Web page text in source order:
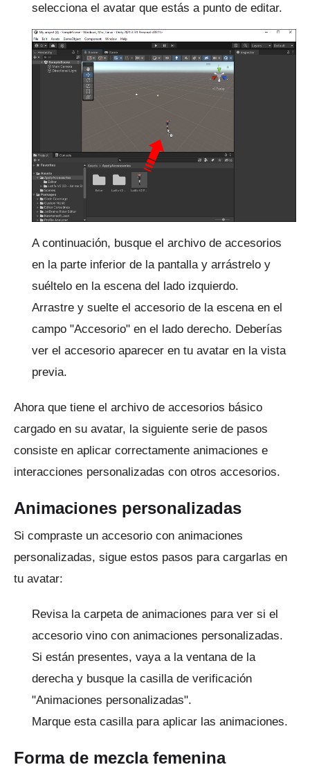
selecciona el avatar que estás a punto de editar.
A continuación, busque el archivo de accesorios
en la parte inferior de la pantalla y arrástrelo y
suéltelo en la escena del lado izquierdo.
Arrastre y suelte el accesorio de la escena en el
campo "Accesorio" en el lado derecho. Deberías
ver el accesorio aparecer en tu avatar en la vista
previa.
Ahora que tiene el archivo de accesorios básico
cargado en su avatar, la siguiente serie de pasos
consiste en aplicar correctamente animaciones e
interacciones personalizadas con otros accesorios.
Animaciones personalizadas
Si compraste un accesorio con animaciones
personalizadas, sigue estos pasos para cargarlas en
tu avatar:
Revisa la carpeta de animaciones para ver si el
accesorio vino con animaciones personalizadas.
Si están presentes, vaya a la ventana de la
derecha y busque la casilla de verificación
"Animaciones personalizadas".
Marque esta casilla para aplicar las animaciones.
Forma de mezcla femenina